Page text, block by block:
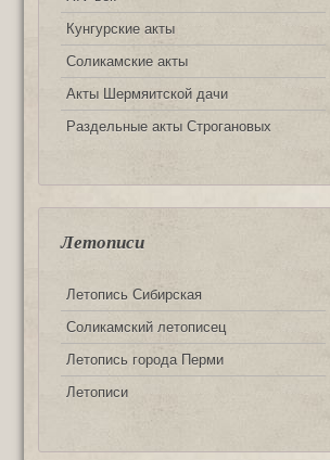
Кунгурские акты
Соликамские акты
Акты Шермяитской дачи
Раздельные акты Строгановых
Летописи
Летопись Сибирская
Соликамский летописец
Летопись города Перми
Летописи